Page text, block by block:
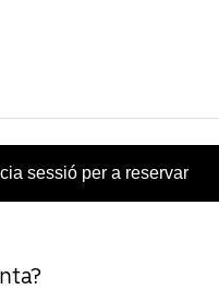
sessió per a reservar